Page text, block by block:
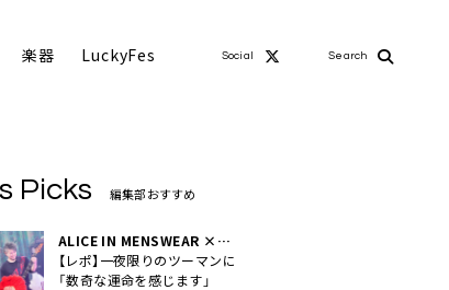
楽器 LuckyFes Social Search
Picks 編集部おすすめ
ALICE IN MENSWEAR ×
MASCHERA
【レポ】一夜限りのツーマンに
「数奇な運命を感じます」